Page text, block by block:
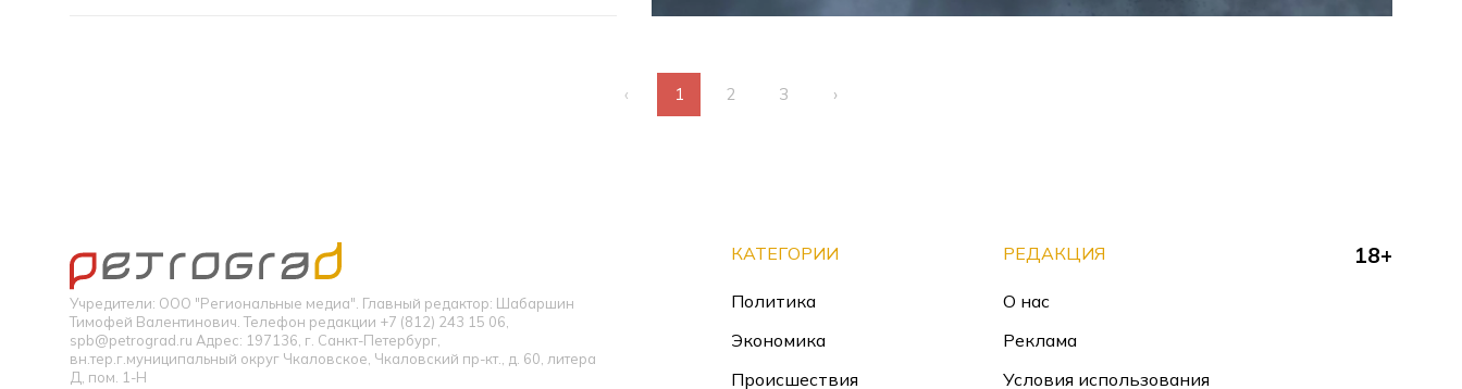
‹ 1 2 3 ›
Учредители: ООО "Региональные медиа". Главный редактор: Шабаршин
Тимофей Валентинович. Телефон редакции +7 (812) 243 15 06,
spb@petrograd.ru Адрес: 197136, г. Санкт-Петербург,
вн.тер.г.муниципальный округ Чкаловское, Чкаловский пр-кт., д. 60, литера
Д, пом. 1-Н
КАТЕГОРИИ
Политика
Экономика
Происшествия
РЕДАКЦИЯ
О нас
Реклама
Условия использования
18+